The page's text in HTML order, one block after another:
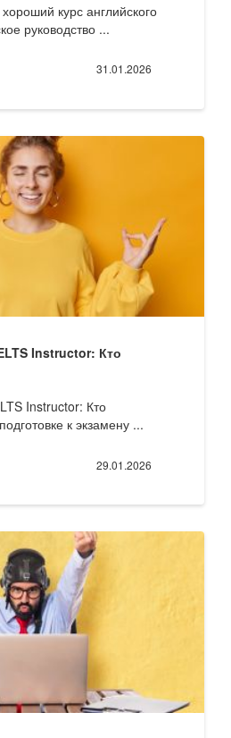
курс английского
руководство ...
31.01.2026
Instructor: Кто
Instructor: Кто
к экзамену ...
29.01.2026